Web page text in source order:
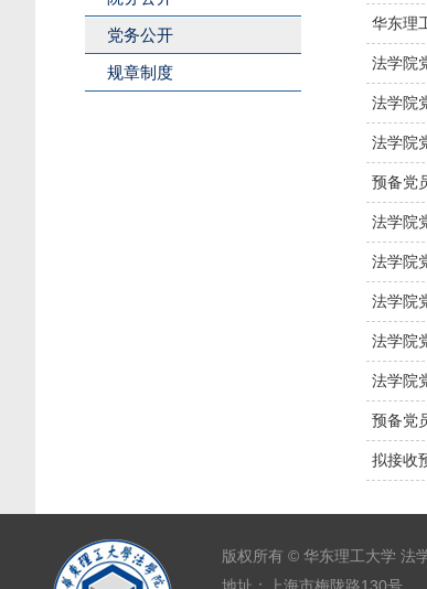
党务公开
规章制度
华东理
法学院
法学院
法学院
预备党
法学院
法学院
法学院
法学院
法学院
预备党
拟接收
版权所有 © 华东理工大学 法